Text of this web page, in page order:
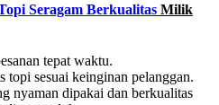
Seragam Berkualitas Milik
tepat waktu.
topi sesuai keinginan pelanggan.
nyaman dipakai dan berkualitas